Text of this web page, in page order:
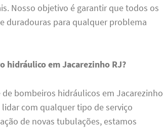
Nosso objetivo é garantir que todos os
e duradouras para qualquer problema
hidráulico em Jacarezinho RJ?
bombeiros hidráulicos em Jacarezinho
com qualquer tipo de serviço
de novas tubulações, estamos